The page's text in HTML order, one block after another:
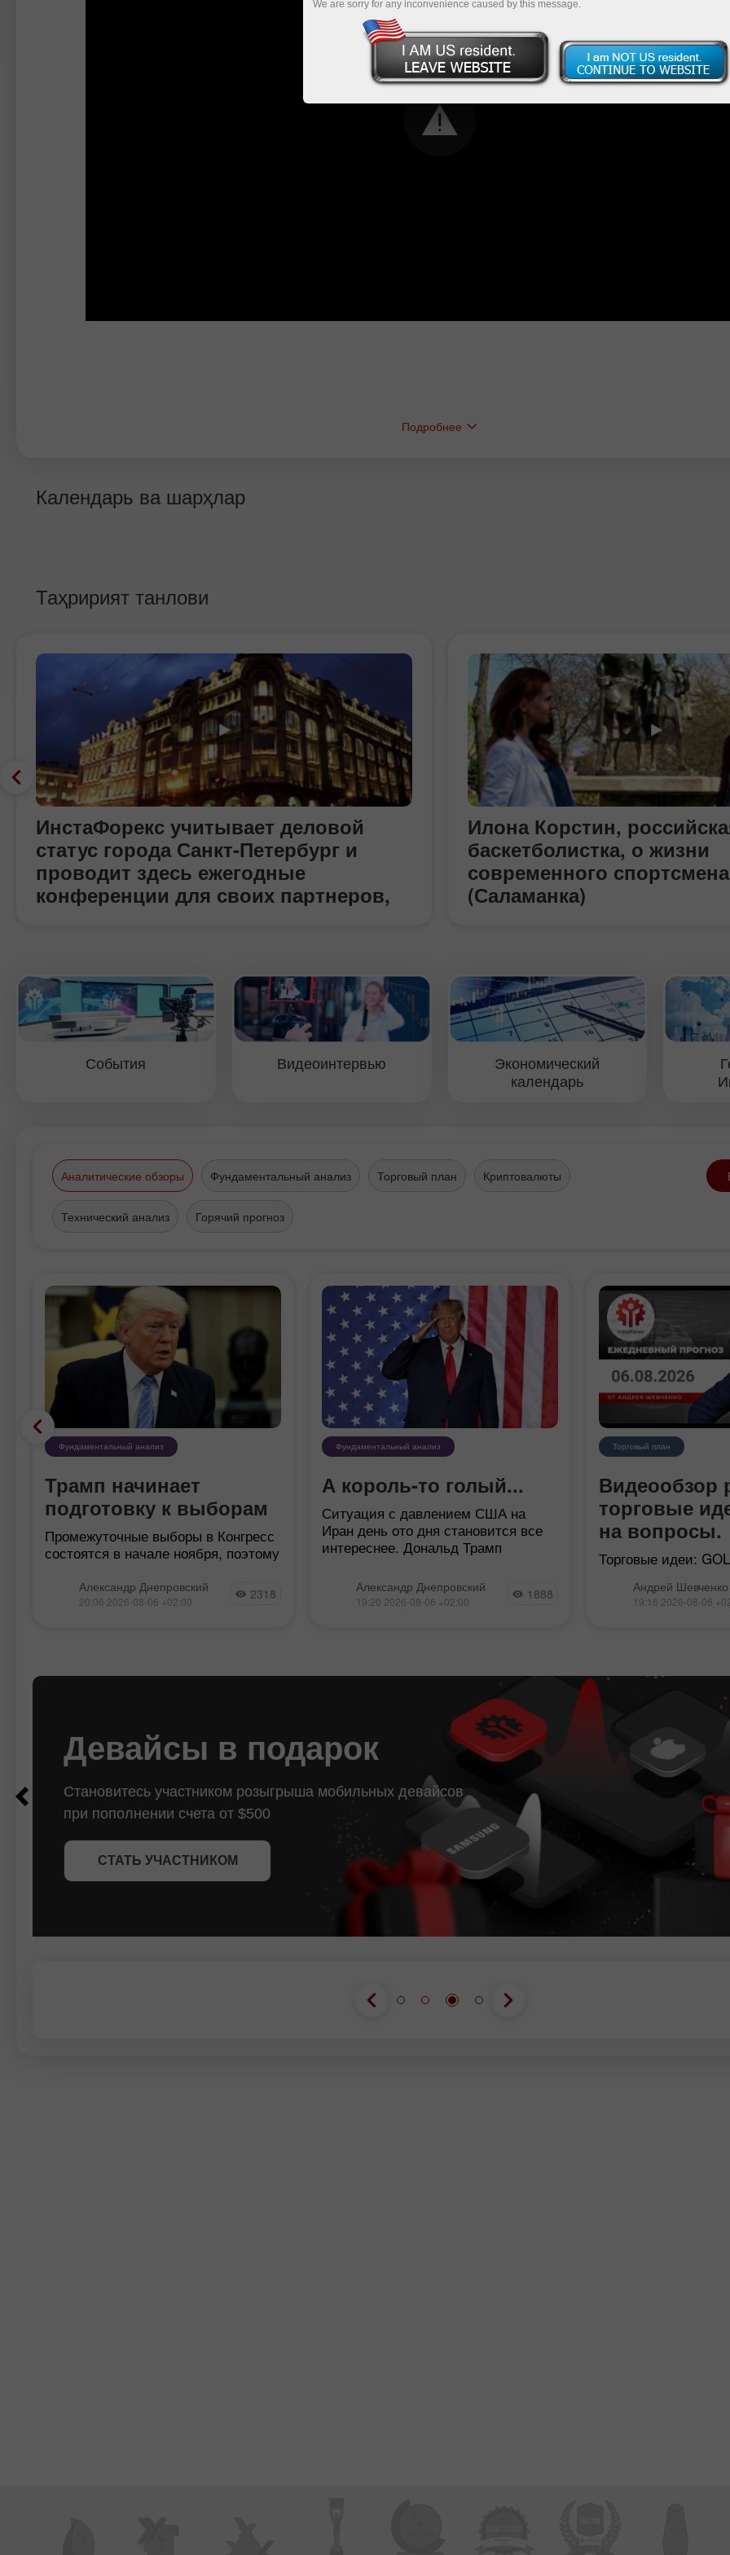
Подробнее
Календарь ва шарҳлар
Таҳририят танлови
ИнстаФорекс учитывает деловой
статус города Санкт-Петербург и
проводит здесь ежегодные
конференции для своих партнеров,
престижных отелей Санкт-Петербурга
Мэрриотт Ренесанс. Мероприятие
традиционно посвящено наиболее
актуальным вопросам валютной
торговли, а также возможностям,
Илона Корстин,
баскетболистка, о жизни
современного спортсмена
(Саламанка)
События Видеоинтервью
Экономический
календарь
Аналитические обзоры Фундаментальный анализ Торговый план Криптовалюты
Технический анализ Горячий прогноз
Фундаментальный анализ
Трамп начинает
подготовку к выборам
Промежуточные выборы в Конгресс
состоятся в начале ноября, поэтому
Рейтинги Дональда Трампа
продолжают стремиться в
Александр Днепровский
20:06 2026-08-06 +02:00 2318
Фундаментальный анализ
А король-то голый...
Ситуация с давлением США на
Иран день ото дня становится все
интереснее. Дональд Трамп
через день, «если тот не подпишет
сделку». Какую именно сделку
Александр Днепровский
19:20 2026-08-06 +02:00 1888
Торговый план
Видеообзор
торговые
на вопросы.
Торговые идеи:
Андрей Шевченко
19:16 2026-08-06
СТАТЬ УЧАСТНИКОМ
$1000
Девайсы в подарок
Становитесь участником розыгрыша мобильных девайсов
при пополнении счета от $500
СТАТЬ УЧАСТНИКОМ
ПОЛУЧИТЬ БОНУС
Клуб бонуси
We are sorry for any inconvenience caused by this message.